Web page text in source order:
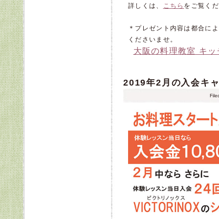
詳しくは、
こちら をご覧く
＊プレゼント内容は都合に
くださいませ。
大阪の料理教室 キ
2019年2月の入会キ